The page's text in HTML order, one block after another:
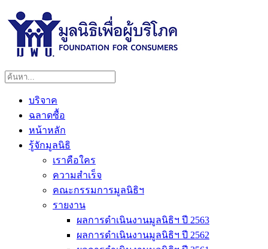
บริจาค
ฉลาดซื้อ
หน้าหลัก
รู้จักมูลนิธิ
เราคือใคร
ความสำเร็จ
คณะกรรมการมูลนิธิฯ
รายงาน
ผลการดำเนินงานมูลนิธิฯ ปี 2563
ผลการดำเนินงานมูลนิธิฯ ปี 2562